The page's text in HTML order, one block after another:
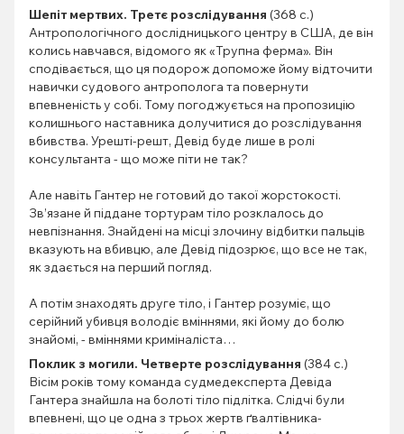
Шепіт мертвих. Третє розслідування (368 с.)
Антропологічного дослідницького центру в США, де він
колись навчався, відомого як «Трупна ферма». Він
сподівається, що ця подорож допоможе йому відточити
навички судового антрополога та повернути
впевненість у собі. Тому погоджується на пропозицію
колишнього наставника долучитися до розслідування
вбивства. Урешті-решт, Девід буде лише в ролі
консультанта - що може піти не так?
Але навіть Гантер не готовий до такої жорстокості.
Зв’язане й піддане тортурам тіло розклалось до
невпізнання. Знайдені на місці злочину відбитки пальців
вказують на вбивцю, але Девід підозрює, що все не так,
як здається на перший погляд.
А потім знаходять друге тіло, і Гантер розуміє, що
серійний убивця володіє вміннями, які йому до болю
знайомі, - вміннями криміналіста…
Поклик з могили. Четверте розслідування (384 с.)
Вісім років тому команда судмедексперта Девіда
Гантера знайшла на болоті тіло підлітка. Слідчі були
впевнені, що це одна з трьох жертв ґвалтівника-